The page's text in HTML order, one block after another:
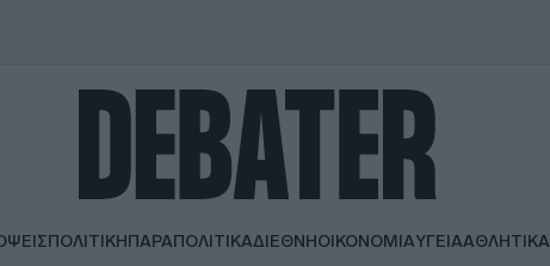
ΠΟΛΙΤΙΚΗΠΑΡΑΠΟΛΙΤΙΚΑΔΙΕΘΝΗΟΙΚΟΝΟΜΙΑΥΓΕΙΑΑΘΛΗΤΙΚΑ